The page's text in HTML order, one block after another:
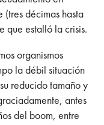
(tres décimas hasta
que estalló la crisis.
organismos
la débil situación
reducido tamaño y
antes
del boom, entre